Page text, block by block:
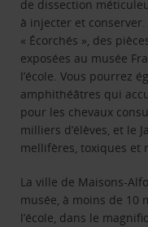
de dissection
à injecter et
« Écorchés », des
exposées au musée
l’école. Vous pourrez
amphithéâtres qui
pour les chevaux
milliers d’élèves, et le
mellifères, toxiques et
La ville de Maisons-
musée, à moins de 10
l’école, dans le